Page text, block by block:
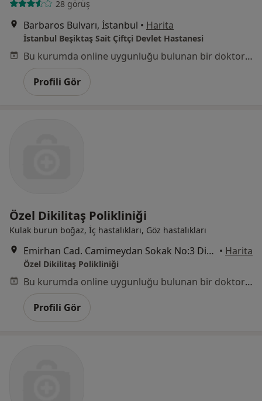
28 görüş
Barbaros Bulvarı, İstanbul • Harita
İstanbul Beşiktaş Sait Çiftçi Devlet Hastanesi
Bu kurumda online uygunluğu bulunan bir doktor veya uzman bulunamadı
Profili Gör
Özel Dikilitaş Polikliniği
Kulak burun boğaz, İç hastalıkları, Göz hastalıkları
Emirhan Cad. Camimeydan Sokak No:3 Dikilitaş, İstanbul • Harita
Özel Dikilitaş Polikliniği
Bu kurumda online uygunluğu bulunan bir doktor veya uzman bulunamadı
Profili Gör